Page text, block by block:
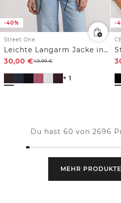
-40%
Street One
Leichte Langarm Jacke in Leinen-Optik
30,00 €49,99€
+ 1
-
Du hast 60 von 2696
MEHR